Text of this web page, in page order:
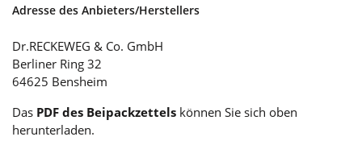
Adresse des Anbieters/Herstellers
Dr.RECKEWEG & Co. GmbH
Berliner Ring 32
64625 Bensheim
Das PDF des Beipackzettels können Sie sich oben
herunterladen.